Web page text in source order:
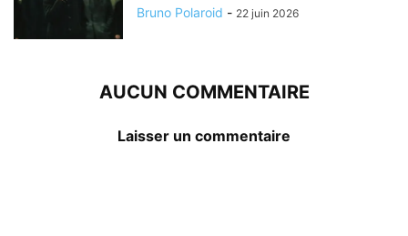
Bruno Polaroid - 22 juin 2026
AUCUN COMMENTAIRE
Laisser un commentaire